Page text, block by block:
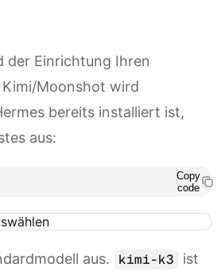
der Einrichtung Ihren
Moonshot wird
bereits installiert ist,
aus:
Copy
code
aus. kimi-k3
ist